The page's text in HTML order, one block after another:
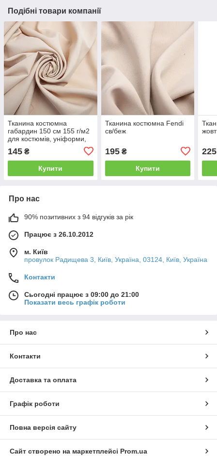
Подібні товари компанії
Тканина костюмна
габардин 150 см 155 г/м2
для костюмів, уніформи,
штанів, спідниць, жакетів,
платтів, декору беж
145 ₴
Купити
Тканина костюмна Fendi
св/беж
195₴
Купити
225
Про нас
90% позитивних з 94 відгуків за рік
Працює з 26.10.2012
м. Київ
провулок Радищева 3, Київ, Україна, 03124, Київ, Україна
Контакти
Сьогодні працює з 09:00 до 21:00
Показати весь графік роботи
Про нас
Контакти
Доставка та оплата
Графік роботи
Повна версія сайту
Сайт створено на маркетплейсі Prom.ua